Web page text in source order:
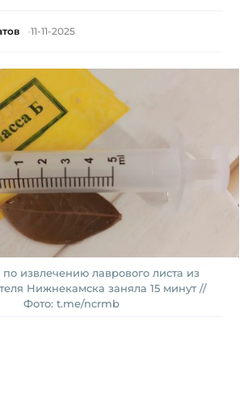
11-11-2025
извлечению лаврового листа из
Нижнекамска заняла 15 минут //
Фото: t.me/ncrmb